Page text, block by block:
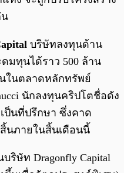
น
บริษัทลงทุนด้าน
มทุนได้ราว 500 ล้าน
ในตลาดหลักทรัพย์
นักลงทุนคริปโตชื่อดัง
ป็นที่ปรึกษา ซึ่งคาด
นภายในสิ้นเดือนนี้
ริษัท Dragonfly Capital